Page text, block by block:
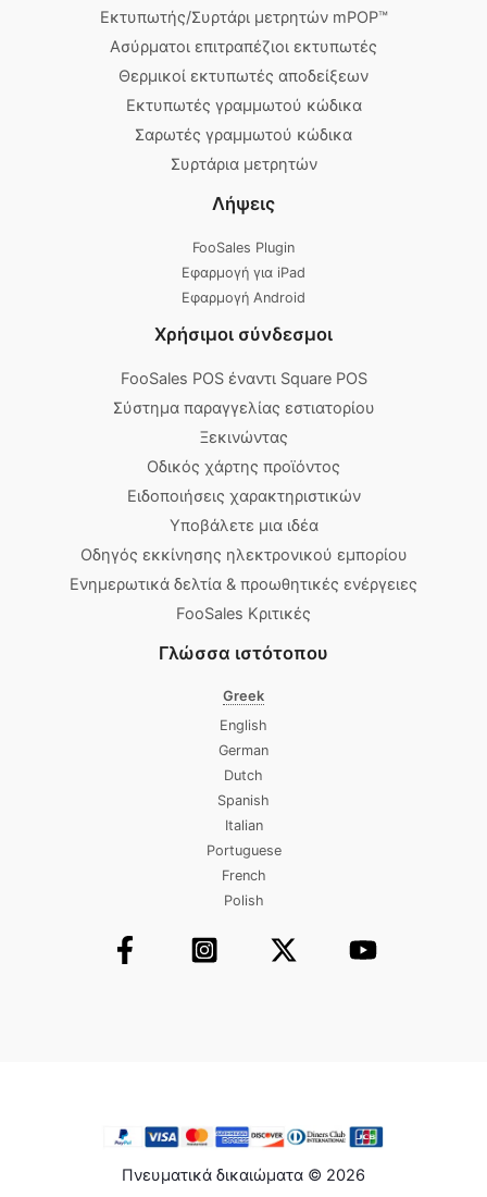
Εκτυπωτής/Συρτάρι μετρητών mPOP™
Ασύρματοι επιτραπέζιοι εκτυπωτές
Θερμικοί εκτυπωτές αποδείξεων
Εκτυπωτές γραμμωτού κώδικα
Σαρωτές γραμμωτού κώδικα
Συρτάρια μετρητών
Λήψεις
FooSales Plugin
Εφαρμογή για iPad
Εφαρμογή Android
Χρήσιμοι σύνδεσμοι
FooSales POS έναντι Square POS
Σύστημα παραγγελίας εστιατορίου
Ξεκινώντας
Οδικός χάρτης προϊόντος
Ειδοποιήσεις χαρακτηριστικών
Υποβάλετε μια ιδέα
Οδηγός εκκίνησης ηλεκτρονικού εμπορίου
Ενημερωτικά δελτία & προωθητικές ενέργειες
FooSales Κριτικές
Γλώσσα ιστότοπου
Greek
English
German
Dutch
Spanish
Italian
Portuguese
French
Polish
Πνευματικά δικαιώματα © 2026